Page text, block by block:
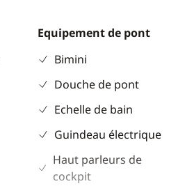
Equipement de pont
Bimini
Douche de pont
Echelle de bain
Guindeau électrique
Haut parleurs de
cockpit